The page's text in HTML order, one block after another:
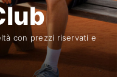
con prezzi riservati e